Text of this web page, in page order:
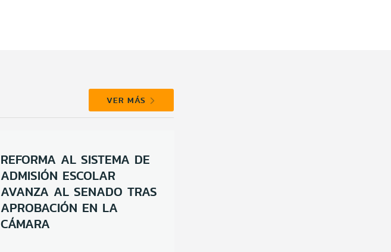
VER MÁS
REFORMA AL SISTEMA DE
ADMISIÓN ESCOLAR
AVANZA AL SENADO TRAS
APROBACIÓN EN LA
CÁMARA